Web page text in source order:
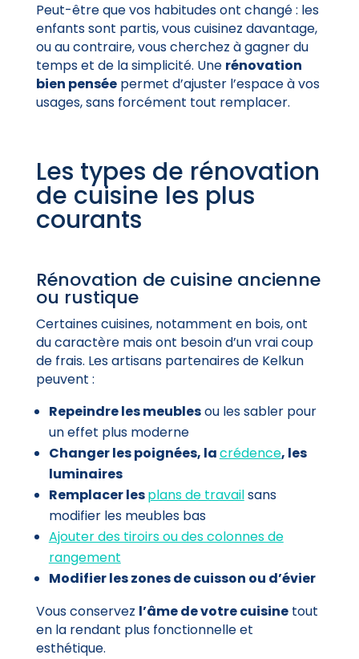
Peut-être que vos habitudes ont changé : les
enfants sont partis, vous cuisinez davantage,
ou au contraire, vous cherchez à gagner du
temps et de la simplicité. Une rénovation
bien penséepermet d’ajuster l’espace à vos
usages, sans forcément tout remplacer.
Les types de rénovation
de cuisine les plus
courants
Rénovation de cuisine ancienne
ou rustique
Certaines cuisines, notamment en bois, ont
du caractère mais ont besoin d’un vrai coup
de frais. Les artisans partenaires de Kelkun
peuvent :
Repeindre les meublesou les sabler pour
un effet plus moderne
Changer les poignées, lacrédence, les
luminaires
Remplacer lesplans de travailsans
modifier les meubles bas
Ajouter des tiroirs ou des colonnes de
rangement
Modifier les zones de cuisson ou d’évier
Vous conservez l’âme de votre cuisinetout
en la rendant plus fonctionnelle et
esthétique.